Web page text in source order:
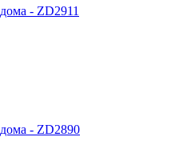
- ZD2911
- ZD2890